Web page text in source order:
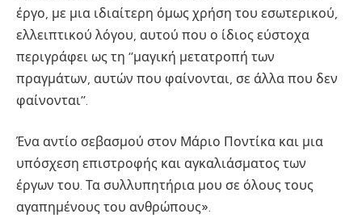
έργο, με μια ιδιαίτερη όμως χρήση του εσωτερικού,
ελλειπτικού λόγου, αυτού που ο ίδιος εύστοχα
περιγράφει ως τη ‘’μαγική μετατροπή των
πραγμάτων, αυτών που φαίνονται, σε άλλα που δεν
φαίνονται’’.
Ένα αντίο σεβασμού στον Μάριο Ποντίκα και μια
υπόσχεση επιστροφής και αγκαλιάσματος των
έργων του. Τα συλλυπητήρια μου σε όλους τους
αγαπημένους του ανθρώπους».